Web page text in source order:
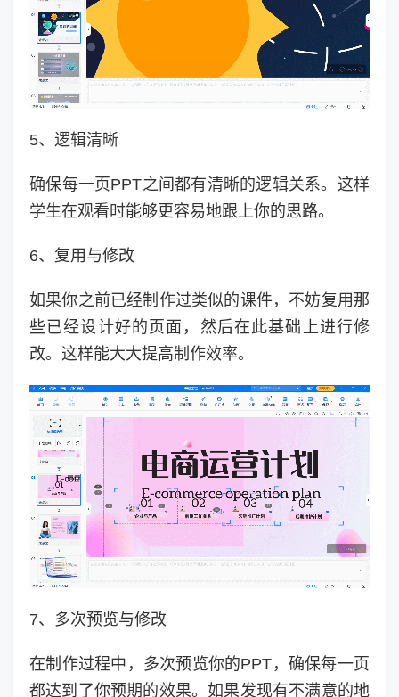
5、逻辑清晰
确保每一页PPT之间都有清晰的逻辑关系。这样
学生在观看时能够更容易地跟上你的思路。
6、复用与修改
如果你之前已经制作过类似的课件，不妨复用那
些已经设计好的页面，然后在此基础上进行修
改。这样能大大提高制作效率。
7、多次预览与修改
在制作过程中，多次预览你的PPT，确保每一页
都达到了你预期的效果。如果发现有不满意的地